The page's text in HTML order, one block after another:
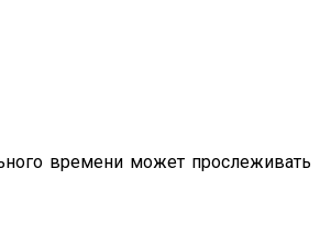
времени может прослеживать